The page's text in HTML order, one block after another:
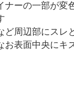
ナーの一部が変
ど周辺部にスレ
お表面中央にキ